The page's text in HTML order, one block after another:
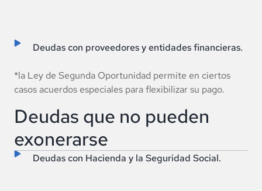
Deudas con proveedores y entidades financieras.
*la Ley de Segunda Oportunidad permite en ciertos
casos acuerdos especiales para flexibilizar su pago.
Deudas que no pueden
exonerarse
Deudas con Hacienda y la Seguridad Social.